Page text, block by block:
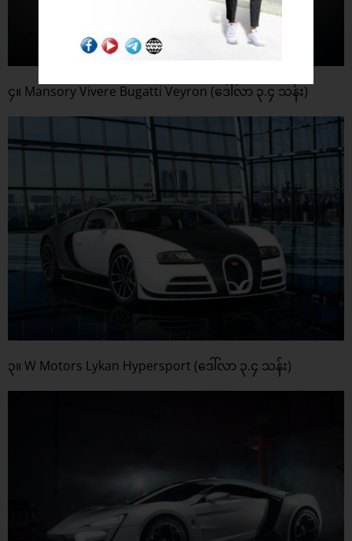
၄။ Mansory Vivere Bugatti Veyron (ဒေါ်လာ ၃.၄ သန်း)
၃။ W Motors Lykan Hypersport (ဒေါ်လာ ၃.၄ သန်း)